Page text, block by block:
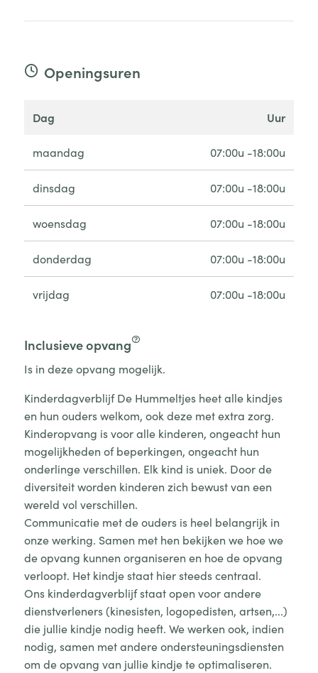
Openingsuren
dag uur
maandag 07:00u -18:00u
dinsdag 07:00u -18:00u
woensdag 07:00u -18:00u
donderdag 07:00u -18:00u
vrijdag 07:00u -18:00u
Inclusieve opvang
Is in deze opvang mogelijk.
Kinderdagverblijf De Hummeltjes heet alle kindjes
en hun ouders welkom, ook deze met extra zorg.
Kinderopvang is voor alle kinderen, ongeacht hun
mogelijkheden of beperkingen, ongeacht hun
onderlinge verschillen. Elk kind is uniek. Door de
diversiteit worden kinderen zich bewust van een
wereld vol verschillen.
Communicatie met de ouders is heel belangrijk in
onze werking. Samen met hen bekijken we hoe we
de opvang kunnen organiseren en hoe de opvang
verloopt. Het kindje staat hier steeds centraal.
Ons kinderdagverblijf staat open voor andere
dienstverleners (kinesisten, logopedisten, artsen,...)
die jullie kindje nodig heeft. We werken ook, indien
nodig, samen met andere ondersteuningsdiensten
om de opvang van jullie kindje te optimaliseren.